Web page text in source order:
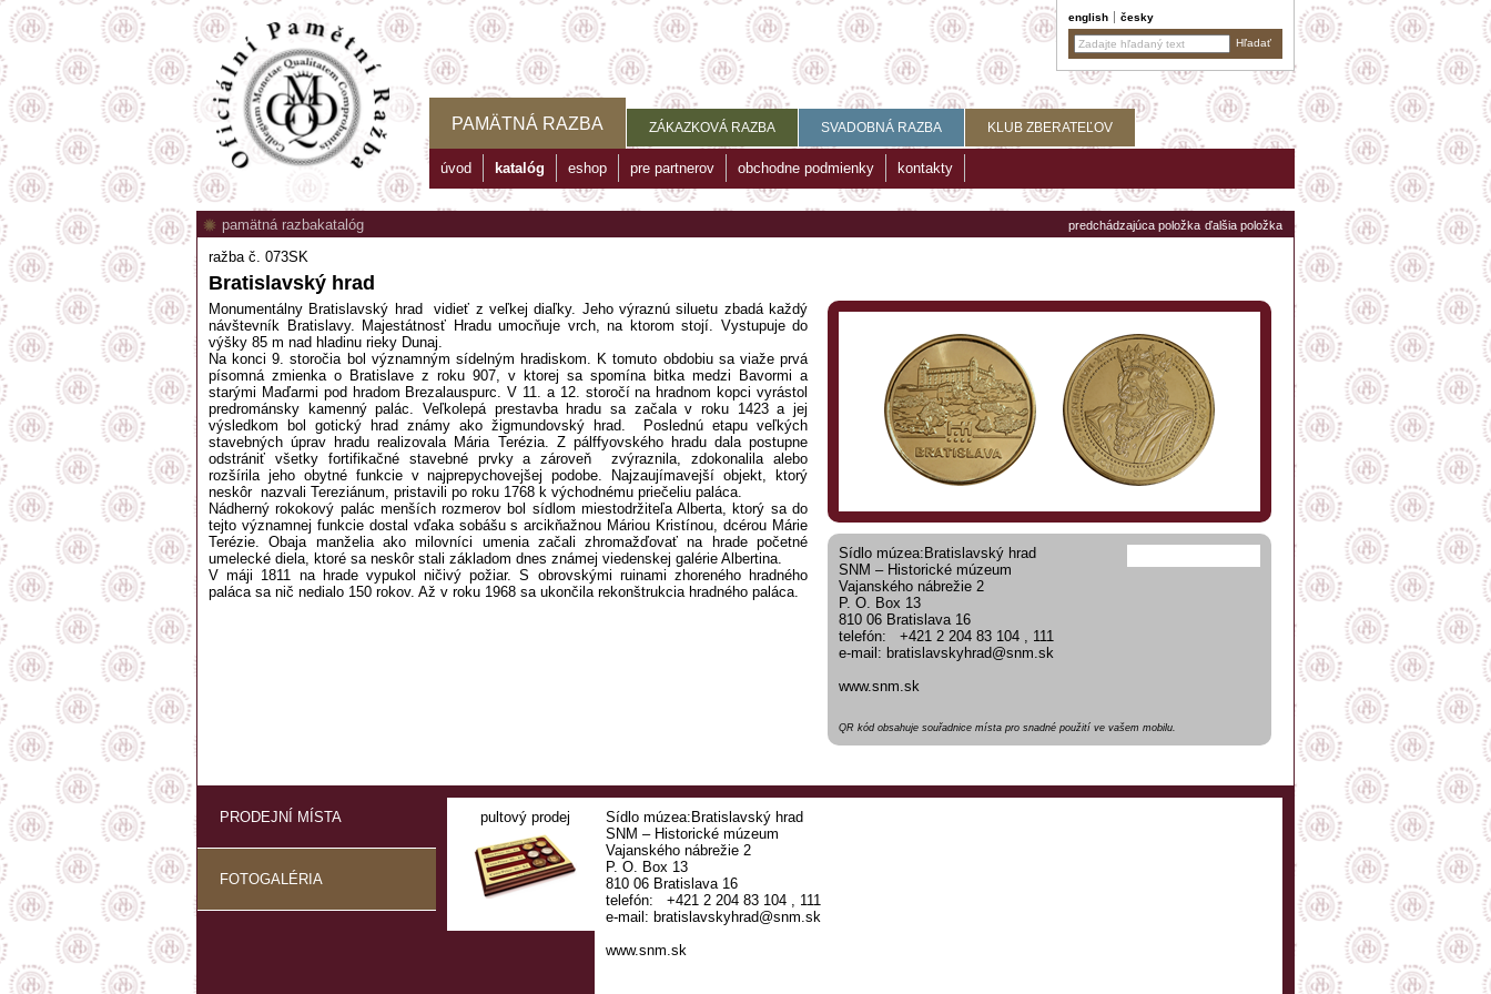
english česky
PAMÄTNÁ RAZBA ZÁKAZKOVÁ RAZBA SVADOBNÁ RAZBA KLUB ZBERATEĽOV
úvod katalóg eshop pre partnerov obchodne podmienky kontakty
predchádzajúca položka ďalšia položka
pamätná razbakatalóg
ražba č. 073SK
Bratislavský hrad
Sídlo múzea:Bratislavský hrad
SNM – Historické múzeum
Vajanského nábrežie 2
P. O. Box 13
810 06 Bratislava 16
telefón: +421 2 204 83 104 , 111
e-mail: bratislavskyhrad@snm.sk
www.snm.sk
QR kód obsahuje souřadnice místa pro snadné použití ve vašem mobilu.
Monumentálny Bratislavský hrad vidieť z veľkej diaľky. Jeho výraznú siluetu zbadá každý
návštevník Bratislavy. Majestátnosť Hradu umocňuje vrch, na ktorom stojí. Vystupuje do
výšky 85 m nad hladinu rieky Dunaj.
Na konci 9. storočia bol významným sídelným hradiskom. K tomuto obdobiu sa viaže prvá
písomná zmienka o Bratislave z roku 907, v ktorej sa spomína bitka medzi Bavormi a
starými Maďarmi pod hradom Brezalauspurc. V 11. a 12. storočí na hradnom kopci vyrástol
predrománsky kamenný palác. Veľkolepá prestavba hradu sa začala v roku 1423 a jej
výsledkom bol gotický hrad známy ako žigmundovský hrad. Poslednú etapu veľkých
stavebných úprav hradu realizovala Mária Terézia. Z pálffyovského hradu dala postupne
odstrániť všetky fortifikačné stavebné prvky a zároveň zvýraznila, zdokonalila alebo
rozšírila jeho obytné funkcie v najprepychovejšej podobe. Najzaujímavejší objekt, ktorý
neskôr nazvali Tereziánum, pristavili po roku 1768 k východnému priečeliu paláca.
Nádherný rokokový palác menších rozmerov bol sídlom miestodržiteľa Alberta, ktorý sa do
tejto významnej funkcie dostal vďaka sobášu s arcikňažnou Máriou Kristínou, dcérou Márie
Terézie. Obaja manželia ako milovníci umenia začali zhromažďovať na hrade početné
umelecké diela, ktoré sa neskôr stali základom dnes známej viedenskej galérie Albertina.
V máji 1811 na hrade vypukol ničivý požiar. S obrovskými ruinami zhoreného hradného
paláca sa nič nedialo 150 rokov. Až v roku 1968 sa ukončila rekonštrukcia hradného paláca.
PRODEJNÍ MÍSTA
FOTOGALÉRIA
pultový prodej
Sídlo múzea:Bratislavský hrad
SNM – Historické múzeum
Vajanského nábrežie 2
P. O. Box 13
810 06 Bratislava 16
telefón: +421 2 204 83 104 , 111
e-mail: bratislavskyhrad@snm.sk
www.snm.sk